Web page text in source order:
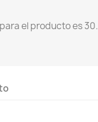
el producto es 30.